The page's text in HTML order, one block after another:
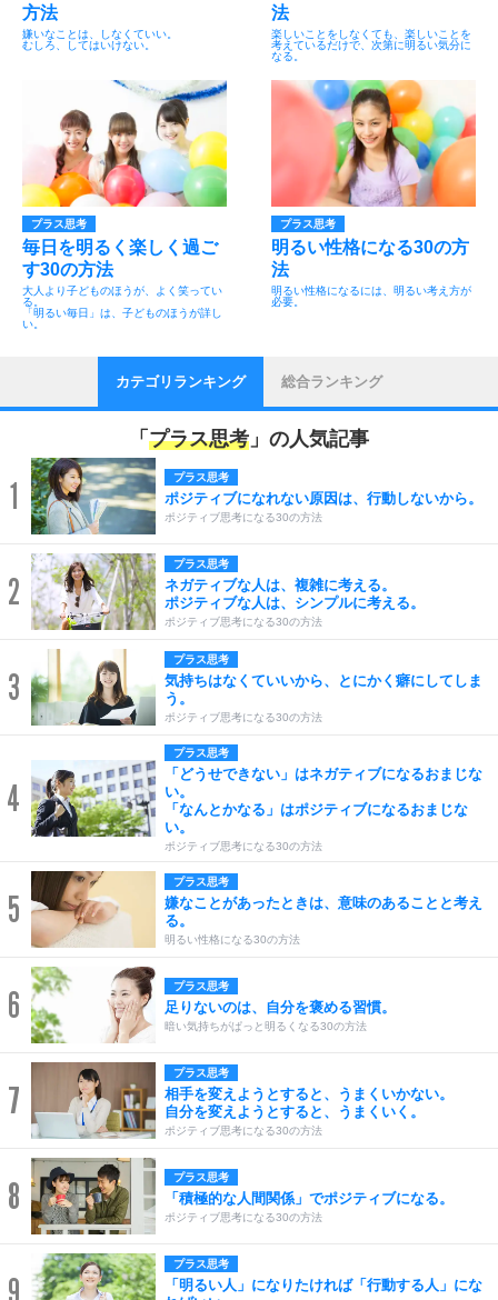
方法
嫌いなことは、しなくていい。
むしろ、してはいけない。
法
楽しいことをしなくても、楽しいことを
考えているだけで、次第に明るい気分に
なる。
プラス思考
毎日を明るく楽しく過ご
す30の方法
大人より子どものほうが、よく笑ってい
る。
「明るい毎日」は、子どものほうが詳し
い。
プラス思考
明るい性格になる30の方
法
明るい性格になるには、明るい考え方が
必要。
カテゴリランキング 総合ランキング
「 プラス思考 」の人気記事
1 プラス思考
ポジティブになれない原因は、行動しないから。
ポジティブ思考になる30の方法
2
プラス思考
ネガティブな人は、複雑に考える。
ポジティブな人は、シンプルに考える。
ポジティブ思考になる30の方法
3
プラス思考
気持ちはなくていいから、とにかく癖にしてしま
う。
ポジティブ思考になる30の方法
4
プラス思考
「どうせできない」はネガティブになるおまじな
い。
「なんとかなる」はポジティブになるおまじな
い。
ポジティブ思考になる30の方法
5
プラス思考
嫌なことがあったときは、意味のあることと考え
る。
明るい性格になる30の方法
6 プラス思考
足りないのは、自分を褒める習慣。
暗い気持ちがぱっと明るくなる30の方法
7
プラス思考
相手を変えようとすると、うまくいかない。
自分を変えようとすると、うまくいく。
ポジティブ思考になる30の方法
8 プラス思考
「積極的な人間関係」でポジティブになる。
ポジティブ思考になる30の方法
プラス思考
「明るい人」になりたければ「行動する人」にな